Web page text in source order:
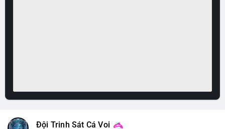
Đội Trinh Sát Cá Voi